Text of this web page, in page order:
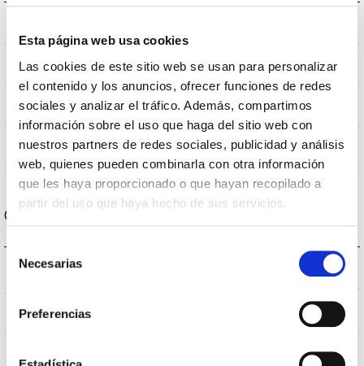
Esta página web usa cookies
Las cookies de este sitio web se usan para personalizar
el contenido y los anuncios, ofrecer funciones de redes
sociales y analizar el tráfico. Además, compartimos
información sobre el uso que haga del sitio web con
nuestros partners de redes sociales, publicidad y análisis
web, quienes pueden combinarla con otra información
que les haya proporcionado o que hayan recopilado a
partir del uso que haya hecho de sus servicios.
Selección
Necesarias
Preferencias
Measures 595x595x40mm
Mounting position Empotrar
Linkable NO
Optical data
Colour temperature 4.000K
CRI Colour rendering index >80
UGR <19